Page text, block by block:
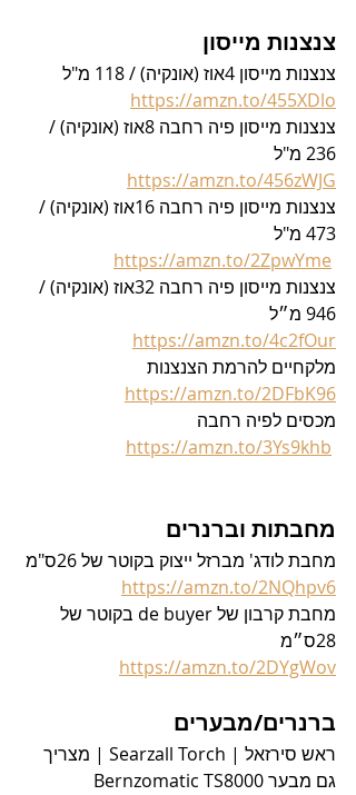
צנצנות מייסון
צנצנות מייסון 4אוז (אונקיה) / 118 מ"ל
https://amzn.to/455XDlo
צנצנות מייסון פיה רחבה 8אוז (אונקיה) /
236 מ"ל
https://amzn.to/456zWJG
צנצנות מייסון פיה רחבה 16אוז (אונקיה) /
473 מ"ל
https://amzn.to/2ZpwYme
צנצנות מייסון פיה רחבה 32אוז (אונקיה) /
946 מ״ל
https://amzn.to/4c2fOur
מלקחיים להרמת הצנצנות
https://amzn.to/2DFbK96
מכסים לפיה רחבה
https://amzn.to/3Ys9khb
מחבתות וברנרים
מחבת לודג' מברזל ייצוק בקוטר של 26ס"מ
https://amzn.to/2NQhpv6
מחבת קרבון של de buyer בקוטר של
28ס״מ
https://amzn.to/2DYgWov
ברנרים/מבערים
ראש סירזאל | Searzall Torch | מצריך
גם מבער Bernzomatic TS8000